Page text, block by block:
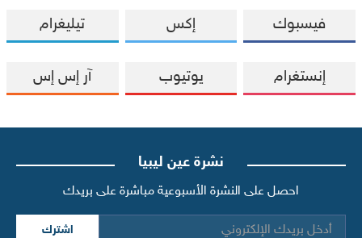
فيسبوك إكس تيليغرام
إنستغرام يوتيوب آر إس إس
نشرة عين ليبيا
احصل على النشرة الأسبوعية مباشرة على بريدك
اشترك